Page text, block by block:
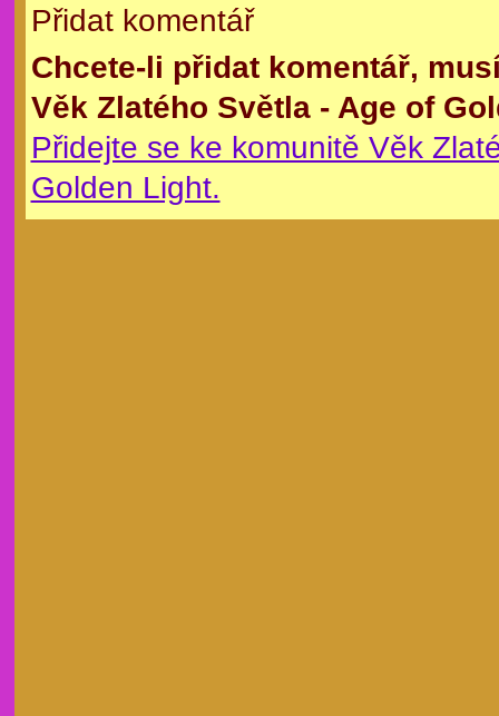
Přidat komentář
Chcete-li přidat komentář,
Věk Zlatého Světla - Age of
Přidejte se ke komunitě Věk
Golden Light.